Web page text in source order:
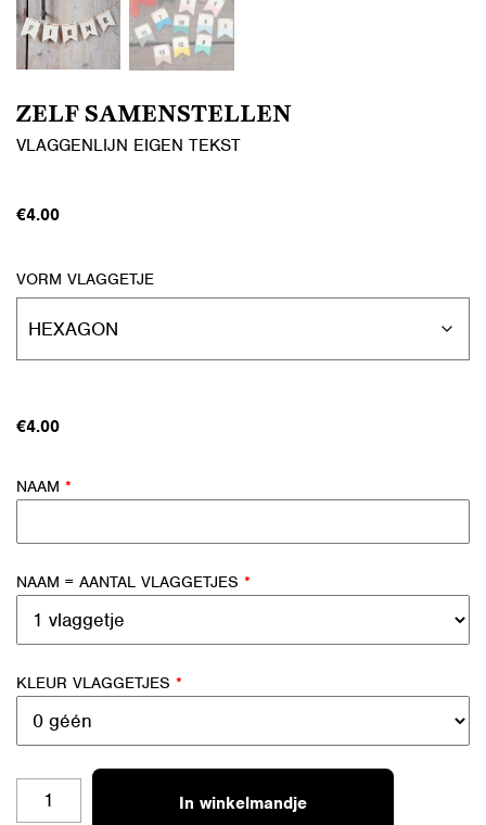
ZELF SAMENSTELLEN
VLAGGENLIJN EIGEN TEKST
€4.00
VORM VLAGGETJE
€4.00
NAAM *
NAAM = AANTAL VLAGGETJES *
KLEUR VLAGGETJES *
ZELF
SAMENSTELLEN
In winkelmandje